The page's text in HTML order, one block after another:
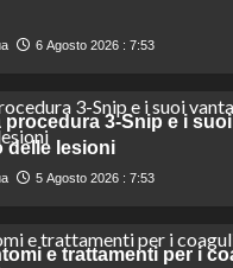
6 Agosto 2026 : 7:53
procedura 3-Snip e i
delle lesioni
5 Agosto 2026 : 7:53
e trattamenti per i